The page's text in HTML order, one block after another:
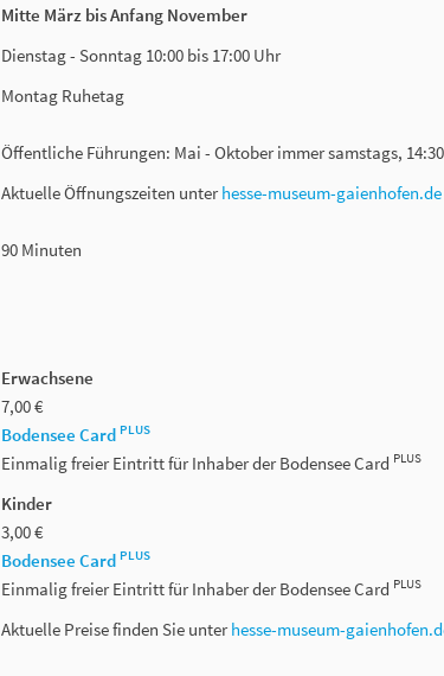
Mitte März bis Anfang November
Dienstag - Sonntag 10:00 bis 17:00 Uhr
Montag Ruhetag
Öffentliche Führungen: Mai - Oktober immer samstags,
Aktuelle Öffnungszeiten unterhesse-museum-gaienhofen.de
90 Minuten
Erwachsene
7,00 €
Bodensee Card PLUS
Einmalig freier Eintritt für Inhaber der Bodensee Card PLUS
Kinder
3,00 €
Bodensee Card PLUS
Einmalig freier Eintritt für Inhaber der Bodensee Card PLUS
Aktuelle Preise finden Sie unterhesse-museum-